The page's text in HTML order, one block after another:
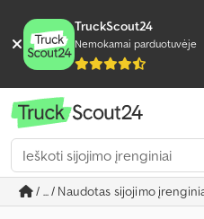
TruckScout24
Nemokamai parduotuvėje
/ ... / Naudotas sijojimo